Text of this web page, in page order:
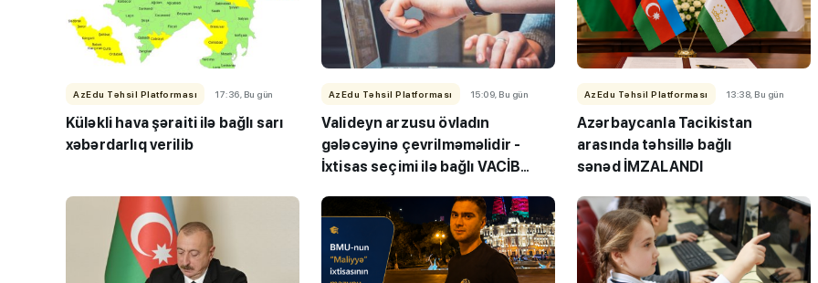
AzEdu Təhsil Platforması 17:36, Bu gün
Küləkli hava şəraiti ilə bağlı sarı
xəbərdarlıq verilib
AzEdu Təhsil Platforması 15:09, Bu gün
Valideyn arzusu övladın
gələcəyinə çevrilməməlidir -
İxtisas seçimi ilə bağlı VACİB
AzEdu Təhsil Platforması 13:38, Bu gün
Azərbaycanla Tacikistan
arasında təhsillə bağlı
sənəd İMZALANDI
“Həftənin təhsil icmalı”- MİQ,
lisey seçimi, bağçalar və qəbul
imtahanları...
"Həftənin təhsil icmalı": Qəbul
marafonu başa çatdı,
müəllimlərin nəticələri dəyişdi...